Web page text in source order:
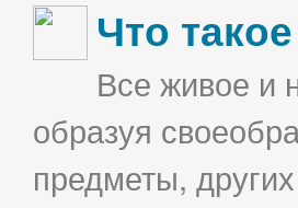
Что
Все живое и
образуя
предметы,